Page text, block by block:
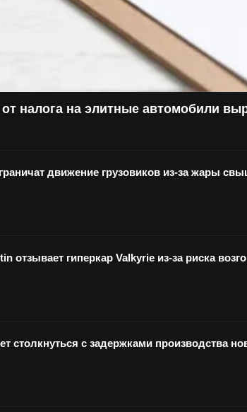
налога на элитные автомобили
движение грузовиков из-за жары
отзывает гиперкар Valkyrie из-за риска
столкнуться с задержками производства